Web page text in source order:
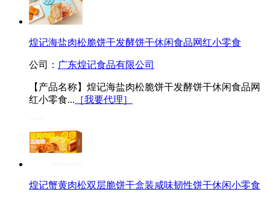
煌记海盐肉松脆饼干发酵饼干休闲食品网红小零食
公司： 广东煌记食品有限公司
【产品名称】煌记海盐肉松脆饼干发酵饼干休闲食品网
红小零食... ［我要代理］
煌记蟹黄肉松双层脆饼干盒装咸味韧性饼干休闲小零食